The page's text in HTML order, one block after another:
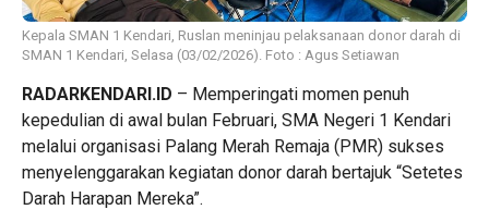
Kepala SMAN 1 Kendari, Ruslan meninjau pelaksanaan donor darah di
SMAN 1 Kendari, Selasa (03/02/2026). Foto : Agus Setiawan
RADARKENDARI.ID – Memperingati momen penuh
kepedulian di awal bulan Februari, SMA Negeri 1 Kendari
melalui organisasi Palang Merah Remaja (PMR) sukses
menyelenggarakan kegiatan donor darah bertajuk “Setetes
Darah Harapan Mereka”.